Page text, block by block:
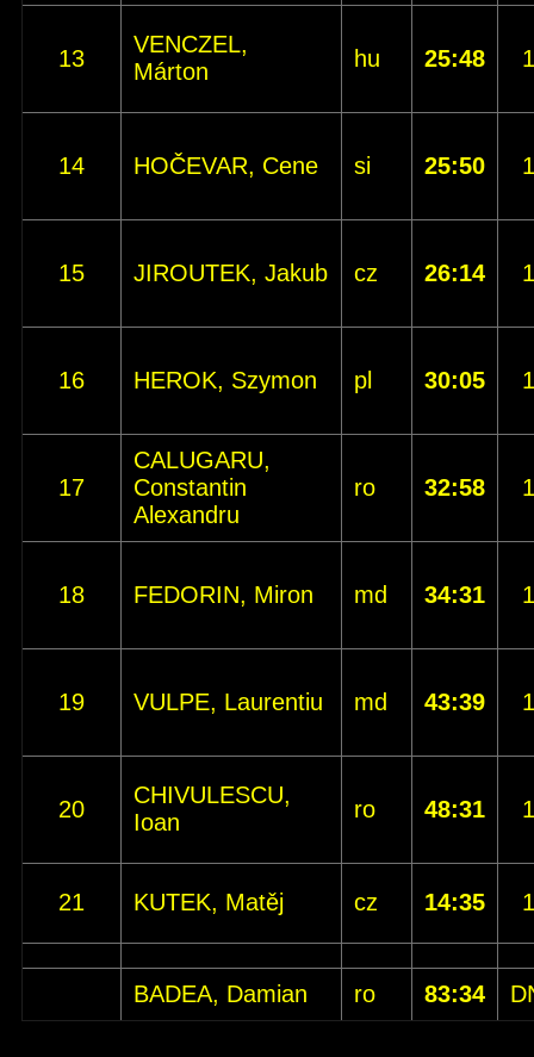
13
VENCZEL,
Márton
hu 25:48
14 HOČEVAR, Cene si 25:50
15 JIROUTEK, Jakub cz 26:14
16 HEROK, Szymon pl 30:05
17
CALUGARU,
Constantin
Alexandru
ro 32:58
18 FEDORIN, Miron md 34:31
19 VULPE, Laurentiu md 43:39
20
CHIVULESCU,
Ioan
ro 48:31
21 KUTEK, Matěj cz 14:35
BADEA, Damian ro 83:34